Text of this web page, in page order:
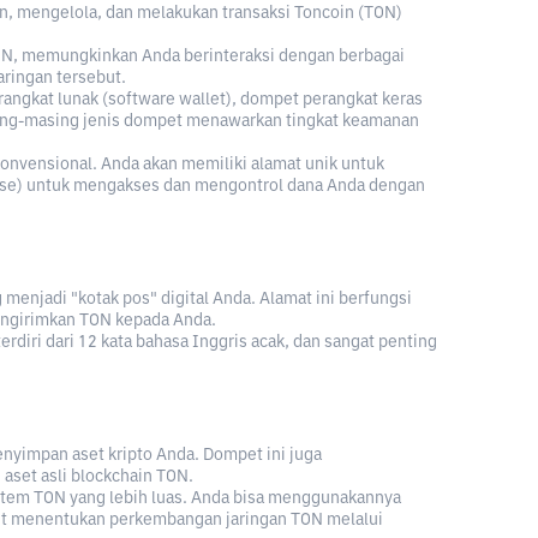
mengelola, dan melakukan transaksi Toncoin (TON)
memungkinkan Anda berinteraksi dengan berbagai
tersebut.
lunak (software wallet), dompet perangkat keras
masing jenis dompet menawarkan tingkat keamanan
Anda akan memiliki alamat unik untuk
untuk mengakses dan mengontrol dana Anda dengan
menjadi "kotak pos" digital Anda. Alamat ini berfungsi
TON kepada Anda.
dari 12 kata bahasa Inggris acak, dan sangat penting
aset kripto Anda. Dompet ini juga
asli blockchain TON.
TON yang lebih luas. Anda bisa menggunakannya
menentukan perkembangan jaringan TON melalui